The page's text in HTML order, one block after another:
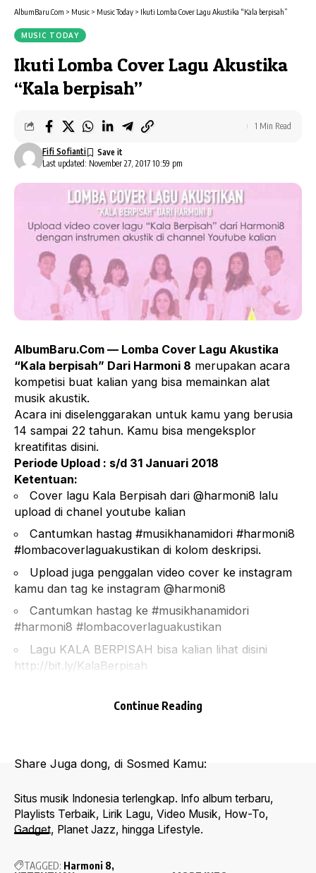
AlbumBaru.Com > Music > Music Today > Ikuti Lomba Cover Lagu Akustika “Kala berpisah”
MUSIC TODAY
Ikuti Lomba Cover Lagu Akustika
“Kala berpisah”
Last updated: November 27, 2017 10:59 pm
Fifi Sofianti
1 Min Read
AlbumBaru.Com — Lomba Cover Lagu Akustika
“Kala berpisah” Dari Harmoni 8 merupakan acara
kompetisi buat kalian yang bisa memainkan alat
musik akustik.
Acara ini diselenggarakan untuk kamu yang berusia
14 sampai 22 tahun. Kamu bisa mengeksplor
kreatifitas disini.
Periode Upload : s/d 31 Januari 2018
Ketentuan:
Cover lagu Kala Berpisah dari @harmoni8 lalu
upload di chanel youtube kalian
Cantumkan hastag #musikhanamidori #harmoni8
#lombacoverlaguakustikan di kolom deskripsi.
Upload juga penggalan video cover ke instagram
kamu dan tag ke instagram @harmoni8
Cantumkan hastag ke #musikhanamidori
#harmoni8 #lombacoverlaguakustikan
Lagu KALA BERPISAH bisa kalian lihat disini
http://bit.ly/KalaBerpisah
Share Juga dong, di Sosmed Kamu:
TAGGED: Harmoni 8
Continue Reading
Situs musik Indonesia terlengkap. Info album terbaru,
Playlists Terbaik, Lirik Lagu, Video Musik, How-To,
Gadget, Planet Jazz, hingga Lifestyle.